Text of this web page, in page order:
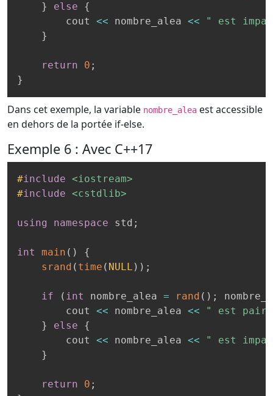
}
else
{
        cout
<< nombre_alea <<
" est
}
return 0 ;
}
Dans cet exemple, la variable nombre_alea est accessible
en dehors de la portée if-else.
Exemple 6 : Avec C++17
#include <iostream>
#include <cstdlib>
using namespace std ;
int main ( )
{
srand ( time ( NULL ) ) ;
if ( int nombre_alea = rand ( ) ;
        cout
<< nombre_alea <<
" est
}
else
{
        cout
<< nombre_alea <<
" est
}
return 0 ;